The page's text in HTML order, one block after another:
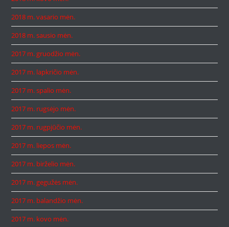
2018 m. vasario mėn.
2018 m. sausio mėn.
2017 m. gruodžio mėn.
2017 m. lapkričio mėn.
2017 m. spalio mėn.
2017 m. rugsėjo mėn.
2017 m. rugpjūčio mėn.
2017 m. liepos mėn.
2017 m. birželio mėn.
2017 m. gegužės mėn.
2017 m. balandžio mėn.
2017 m. kovo mėn.